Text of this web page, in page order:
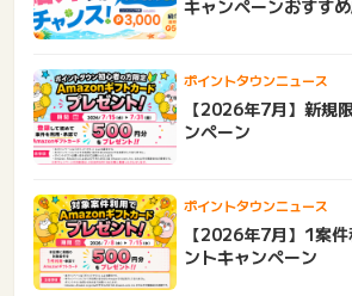
キャンペーンおすす
ポイントタウンニュース
【2026年7月】新規
ンペーン
ポイントタウンニュース
【2026年7月】1案
ントキャンペーン